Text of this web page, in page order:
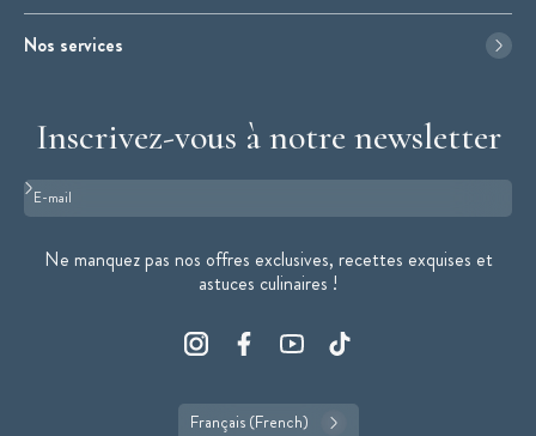
Nos services
Inscrivez-vous à notre newsletter
Format : adresse@email.com
Ne manquez pas nos offres exclusives, recettes exquises et
astuces culinaires !
Français (French)